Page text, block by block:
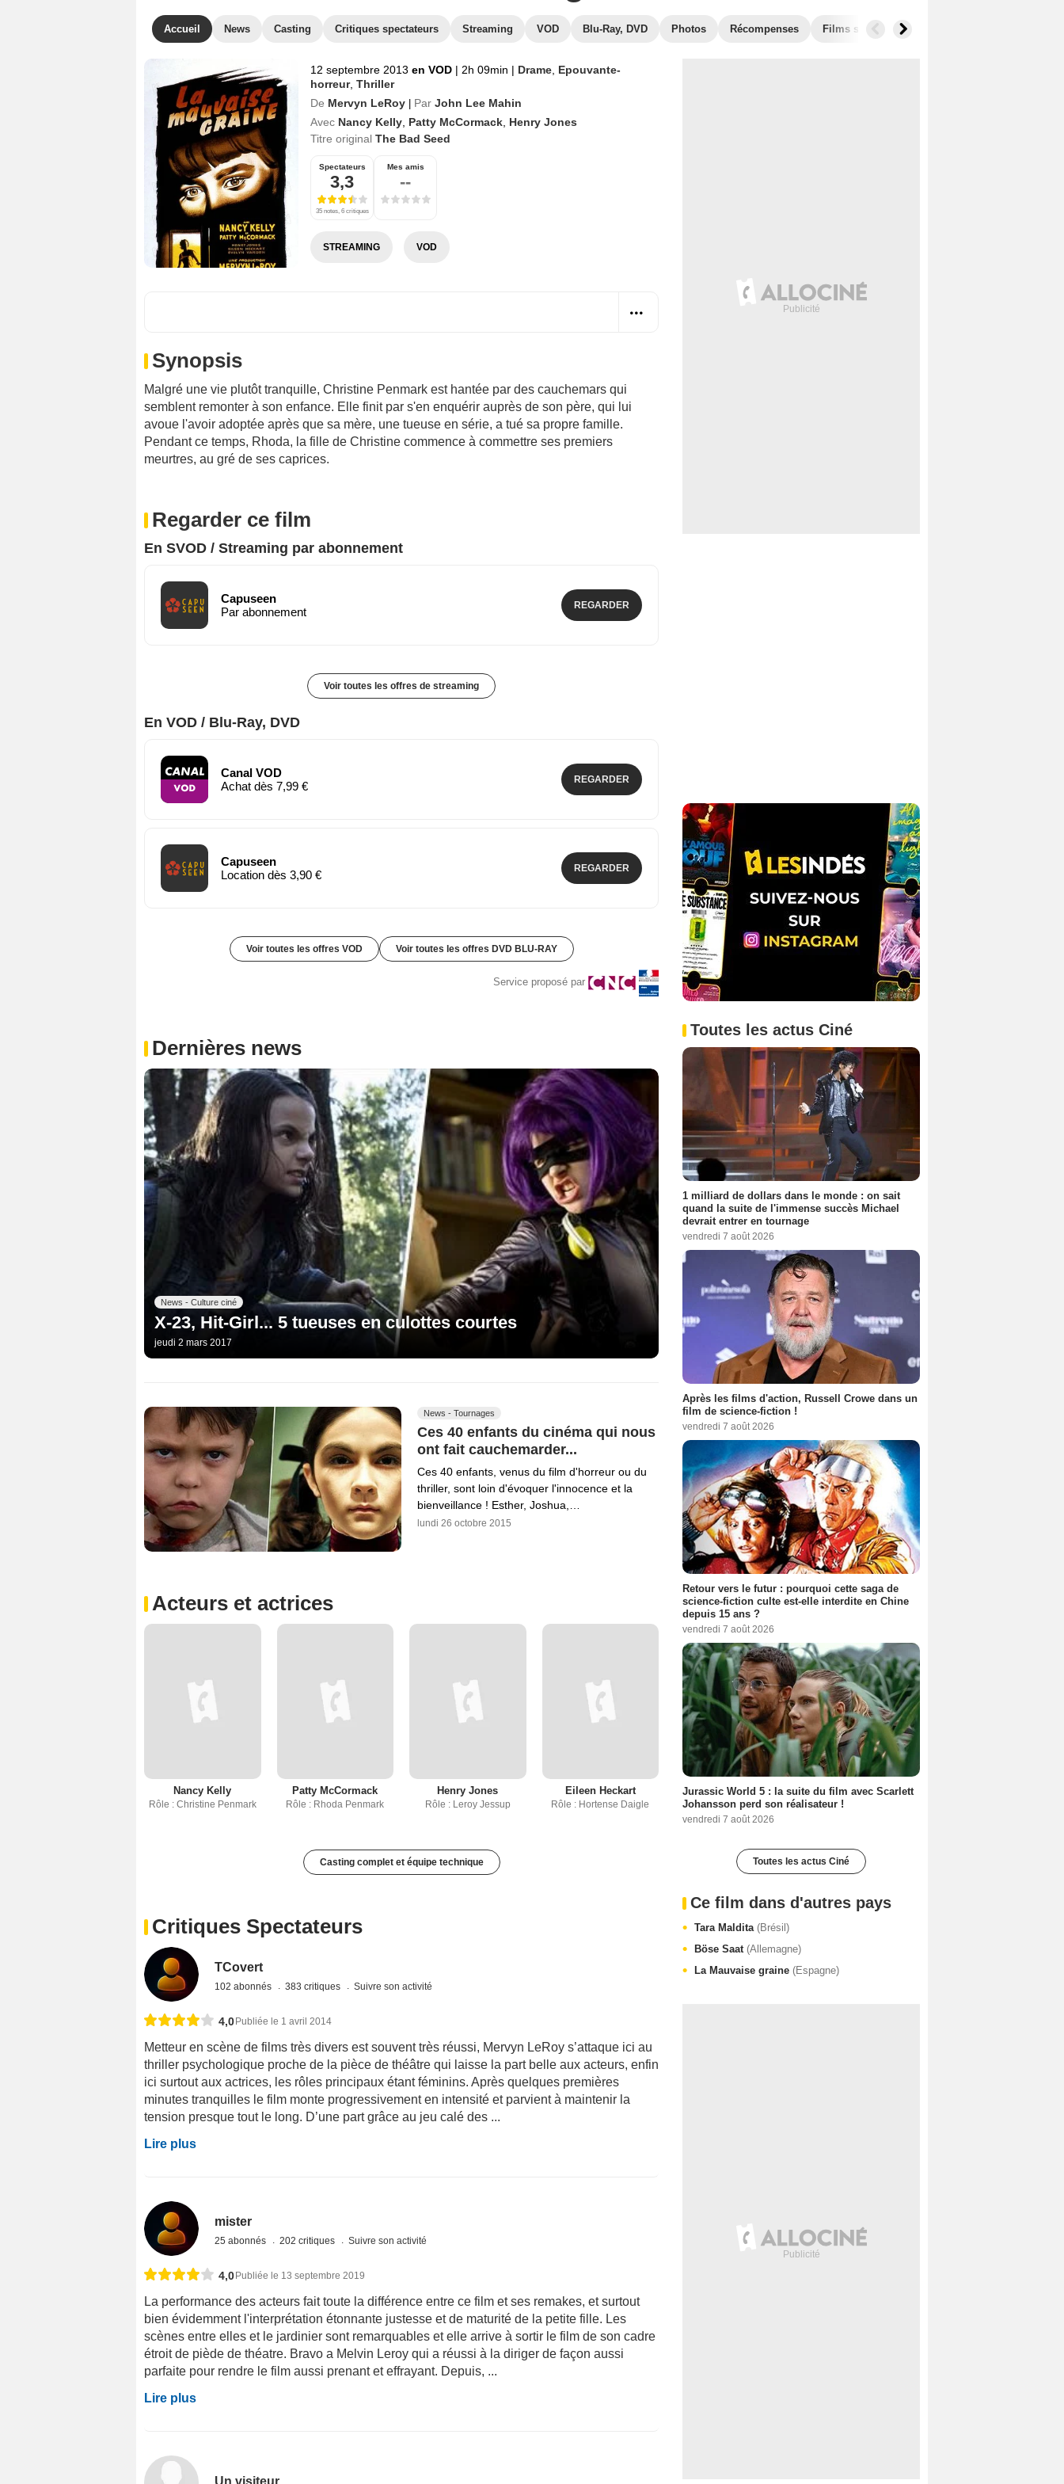
Accueil News Casting Critiques spectateurs Streaming VOD Blu-Ray, DVD Photos Récompenses Films similaires
12 septembre 2013 en VOD | 2h 09min | Drame Epouvante-
horreur, Thriller
De Mervyn LeRoy Par John Lee Mahin
Avec Nancy Kelly Patty McCormack Henry Jones
Titre original The Bad Seed
Spectateurs
3,3
35 notes, 6 critiques
Mes amis
--
STREAMING VOD
Synopsis
Malgré une vie plutôt tranquille, Christine Penmark est hantée par des cauchemars qui
semblent remonter à son enfance. Elle finit par s'en enquérir auprès de son père, qui lui
avoue l'avoir adoptée après que sa mère, une tueuse en série, a tué sa propre famille.
Pendant ce temps, Rhoda, la fille de Christine commence à commettre ses premiers
meurtres, au gré de ses caprices.
Regarder ce film
En SVOD / Streaming par abonnement
Capuseen
Par abonnement
REGARDER
Voir toutes les offres de streaming
En VOD / Blu-Ray, DVD
Canal VOD
Achat dès 7,99 €
REGARDER
Capuseen
Location dès 3,90 €
REGARDER
Voir toutes les offres VOD Voir toutes les offres DVD BLU-RAY
Service proposé par
Dernières news
News - Culture ciné
X-23, Hit-Girl... 5 tueuses en culottes courtes
jeudi 2 mars 2017
News - Tournages
Ces 40 enfants du cinéma qui nous
ont fait cauchemarder...
Ces 40 enfants, venus du film d'horreur ou du
thriller, sont loin d'évoquer l'innocence et la
bienveillance ! Esther, Joshua,…
lundi 26 octobre 2015
Acteurs et actrices
Nancy Kelly
Rôle : Christine Penmark
Patty McCormack
Rôle : Rhoda Penmark
Henry Jones
Rôle : Leroy Jessup
Eileen Heckart
Rôle : Hortense Daigle
Casting complet et équipe technique
Critiques Spectateurs
TCovert
102 abonnés 383 critiques Suivre son activité
4,0 Publiée le 1 avril 2014
Metteur en scène de films très divers est souvent très réussi, Mervyn LeRoy s’attaque ici au
thriller psychologique proche de la pièce de théâtre qui laisse la part belle aux acteurs, enfin
ici surtout aux actrices, les rôles principaux étant féminins. Après quelques premières
minutes tranquilles le film monte progressivement en intensité et parvient à maintenir la
tension presque tout le long. D’une part grâce au jeu calé des ...
Lire plus
mister
25 abonnés 202 critiques Suivre son activité
4,0 Publiée le 13 septembre 2019
La performance des acteurs fait toute la différence entre ce film et ses remakes, et surtout
bien évidemment l'interprétation étonnante justesse et de maturité de la petite fille. Les
scènes entre elles et le jardinier sont remarquables et elle arrive à sortir le film de son cadre
étroit de piède de théatre. Bravo a Melvin Leroy qui a réussi à la diriger de façon aussi
parfaite pour rendre le film aussi prenant et effrayant. Depuis, ...
Lire plus
Toutes les actus Ciné
1 milliard de dollars dans le monde : on sait
quand la suite de l'immense succès Michael
devrait entrer en tournage
vendredi 7 août 2026
Après les films d'action, Russell Crowe dans un
film de science-fiction !
vendredi 7 août 2026
Retour vers le futur : pourquoi cette saga de
science-fiction culte est-elle interdite en Chine
depuis 15 ans ?
vendredi 7 août 2026
Jurassic World 5 : la suite du film avec Scarlett
Johansson perd son réalisateur !
vendredi 7 août 2026
Toutes les actus Ciné
Ce film dans d'autres pays
Tara Maldita (Brésil)
Böse Saat (Allemagne)
La Mauvaise graine (Espagne)